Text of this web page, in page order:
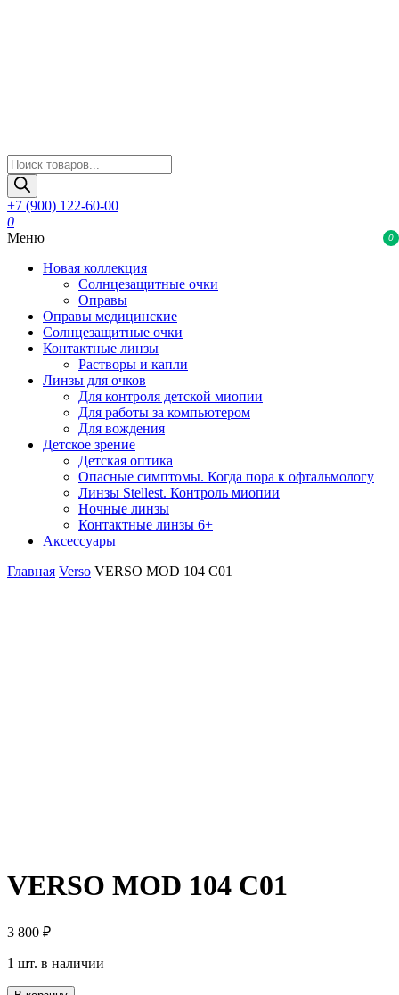
Поиск
товаров
+7 (900) 122-60-00
0
0
Меню
Новая коллекция
Солнцезащитные очки
Оправы
Оправы медицинские
Солнцезащитные очки
Контактные линзы
Растворы и капли
Линзы для очков
Для контроля детской миопии
Для работы за компьютером
Для вождения
Детское зрение
Детская оптика
Опасные симптомы. Когда пора к офтальмологу
Линзы Stellest. Контроль миопии
Ночные линзы
Контактные линзы 6+
Аксессуары
Главная Verso VERSO MOD 104 C01
VERSO MOD 104 C01
3 800 ₽
1 шт. в наличии